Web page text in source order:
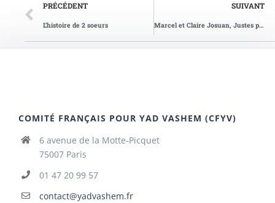
PRÉCÉDENT
L’histoire de 2 soeurs
SUIVANT
Marcel et Claire Josuan, Justes parmi les Nations
COMITÉ FRANÇAIS POUR YAD VASHEM (CFYV)
6 avenue de la Motte-Picquet
75007 Paris
01 47 20 99 57
contact@yadvashem.fr